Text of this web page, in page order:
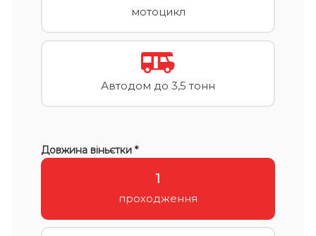
мотоцикл
Автодом до 3,5 тонн
Довжина віньєтки *
1
проходження